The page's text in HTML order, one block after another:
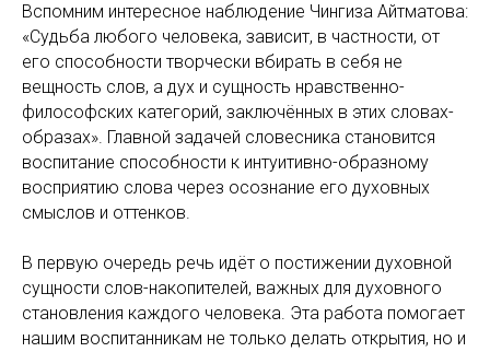
Вспомним интересное наблюдение Чингиза Айтматова:
«Судьба любого человека, зависит, в частности, от
его способности творчески вбирать в себя не
вещность слов, а дух и сущность нравственно-
философских категорий, заключённых в этих словах-
образах». Главной задачей словесника становится
воспитание способности к интуитивно-образному
восприятию слова через осознание его духовных
смыслов и оттенков.
В первую очередь речь идёт о постижении духовной
сущности слов-накопителей, важных для духовного
становления каждого человека. Эта работа помогает
нашим воспитанникам не только делать открытия, но и